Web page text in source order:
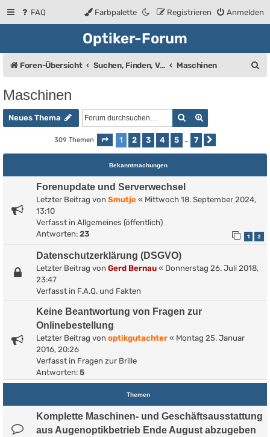
FAQ Anmelden
Registrieren
Farbpalette
Optiker-Forum
Foren-Übersicht Suchen, Finden, Verkaufsanzeigen Maschinen
Maschinen
Neues Thema Suche
309 Themen Seite 1von
1 2 3 4 5 … 7
Bekanntmachungen
Forenupdate und Serverwechsel
Letzter Beitrag von Smutje « Mittwoch 18. September 2024,
13:10
Verfasst in Allgemeines (öffentlich)
Antworten: 23 1 2
Datenschutzerklärung (DSGVO)
Letzter Beitrag von Gerd Bernau « Donnerstag 26. Juli 2018,
23:47
Verfasst in F.A.Q. und Fakten
Keine Beantwortung von Fragen zur
Onlinebestellung
Letzter Beitrag von optikgutachter « Montag 25. Januar
2016, 20:26
Verfasst in Fragen zur Brille
Antworten: 5
Themen
Komplette Maschinen- und Geschäftsausstattung
aus Augenoptikbetrieb Ende August abzugeben